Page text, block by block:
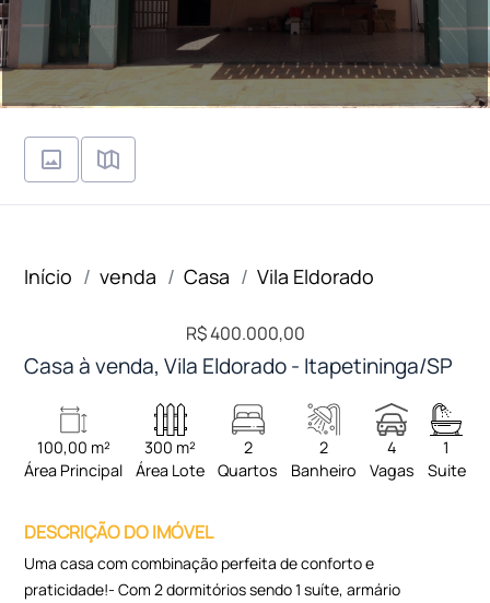
Início venda Casa Vila Eldorado
R$ 400.000,00
Casa à venda, Vila Eldorado - Itapetininga/SP
100,00 m²
Área Principal
300 m²
Área Lote
2
Quartos
2
Banheiro
4
Vagas
1
Suite
DESCRIÇÃO DO IMÓVEL
Uma casa com combinação perfeita de conforto e
praticidade!- Com 2 dormitórios sendo 1 suíte, armário